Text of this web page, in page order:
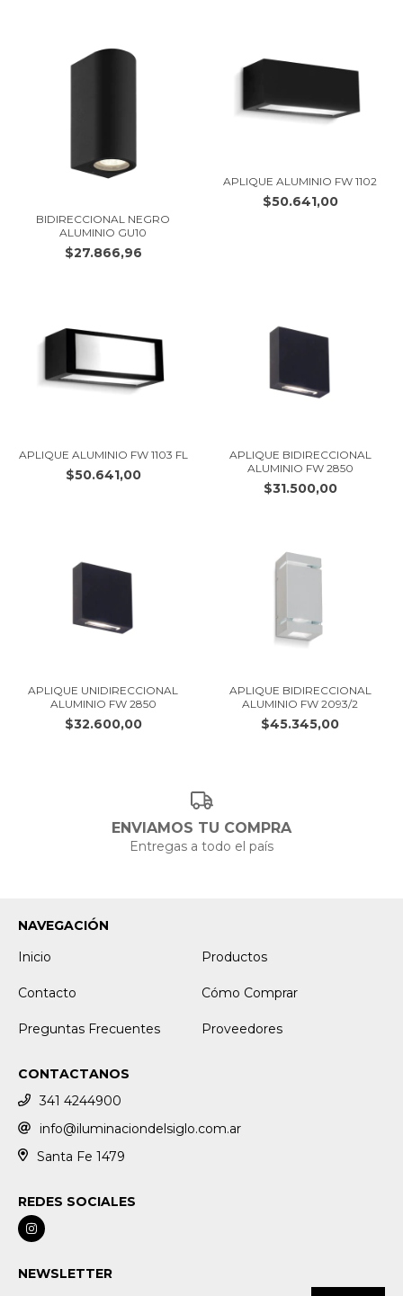
BIDIRECCIONAL NEGRO
ALUMINIO GU10
$27.866,96
APLIQUE ALUMINIO FW 1102
$50.641,00
APLIQUE ALUMINIO FW 1103 FL
$50.641,00
APLIQUE BIDIRECCIONAL
ALUMINIO FW 2850
$31.500,00
APLIQUE UNIDIRECCIONAL
ALUMINIO FW 2850
$32.600,00
APLIQUE BIDIRECCIONAL
ALUMINIO FW 2093/2
$45.345,00
ENVIAMOS TU COMPRA
Entregas a todo el país
NAVEGACIÓN
Inicio
Productos
Contacto Cómo Comprar
Preguntas Frecuentes Proveedores
CONTACTANOS
341 4244900
info@iluminaciondelsiglo.com.ar
Santa Fe 1479
REDES SOCIALES
NEWSLETTER